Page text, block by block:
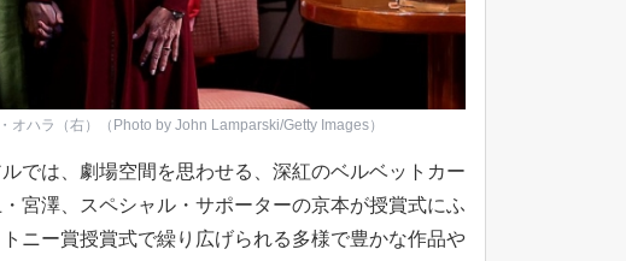
ハラ（右）（Photo by John Lamparski/Getty Images）
では、劇場空間を思わせる、深紅のベルベットカー
宮澤、スペシャル・サポーターの京本が授賞式にふ
ニー賞授賞式で繰り広げられる多様で豊かな作品や